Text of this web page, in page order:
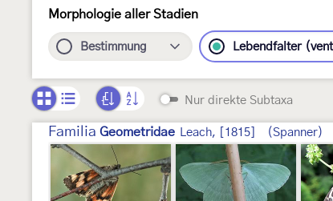
Morphologie aller Stadien
Bestimmung Lebendfalter
Nur direkte Subtaxa
Familia Geometridae Leach, [1815] (Spanner)